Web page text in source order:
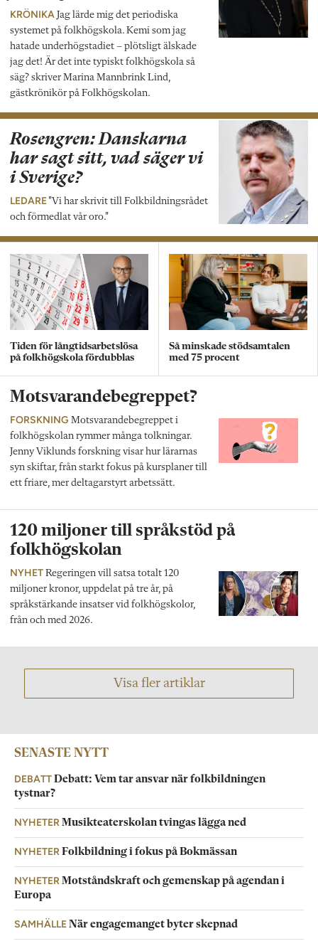
KRÖNIKA Jag lärde mig det periodiska
systemet på folkhögskola. Kemi som jag
hatade underhögstadiet – plötsligt älskade
jag det! Är det inte typiskt folkhögskola så
säg? skriver Marina Mannbrink Lind,
gästkrönikör på Folkhögskolan.
Rosengren: Danskarna
har sagt sitt, vad säger vi
i Sverige?
LEDARE "Vi har skrivit till Folkbildningsrådet
och förmedlat vår oro."
Tiden för långtidsarbetslösa
på folkhögskola fördubblas
Så minskade stödsamtalen
med 75 procent
Motsvarandebegreppet?
FORSKNING Motsvarandebegreppet i
folkhögskolan rymmer många tolkningar.
Jenny Viklunds forskning visar hur lärarnas
syn skiftar, från starkt fokus på kursplaner till
ett friare, mer deltagarstyrt arbetssätt.
120 miljoner till språkstöd på
folkhögskolan
NYHET Regeringen vill satsa totalt 120
miljoner kronor, uppdelat på tre år, på
språkstärkande insatser vid folkhögskolor,
från och med 2026.
Visa fler artiklar
SENASTE NYTT
DEBATTDebatt: Vem tar ansvar när folkbildningen
tystnar?
NYHETERMusikteaterskolan tvingas lägga ned
NYHETERFolkbildning i fokus på Bokmässan
NYHETERMotståndskraft och gemenskap på agendan i
Europa
SAMHÄLLENär engagemanget byter skepnad